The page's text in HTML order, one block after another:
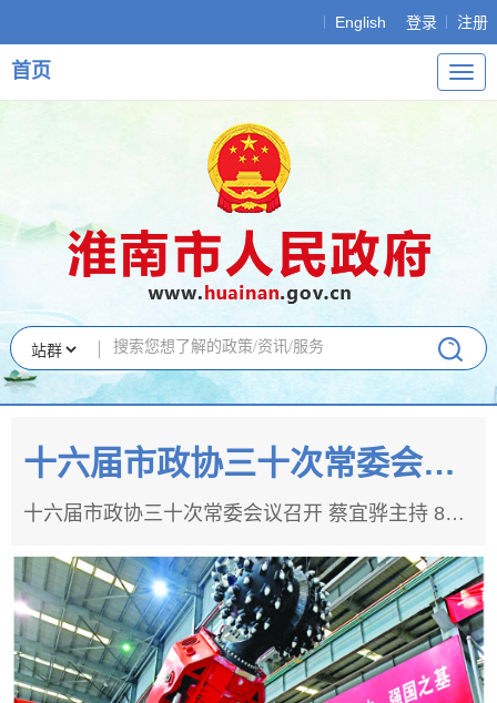
English 登录 注册
导
航
首页
十六届市政协三十次常委会议召开
十六届市政协三十次常委会议召开 蔡宜骅主持 8月6日下午，十六届市政协三十次常委会议在市政务中心召开。市政协主席蔡宜骅主持会议，...